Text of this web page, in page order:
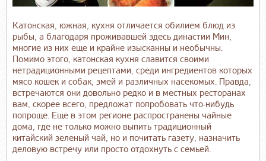
Катонская, южная, кухня отличается обилием блюд из
рыбы, а благодаря проживавшей здесь династии Мин,
многие из них еще и крайне изысканны и необычны.
Помимо этого, катонская кухня славится своими
нетрадиционными рецептами, среди ингредиентов которых
мясо кошек и собак, змей и различных насекомых. Правда,
встречаются они довольно редко и в местных ресторанах
вам, скорее всего, предложат попробовать что-нибудь
попроще. Еще в этом регионе распространены чайные
дома, где не только можно выпить традиционный
китайский зеленый чай, но и почитать газету, назначить
деловую встречу или просто отдохнуть с семьей.